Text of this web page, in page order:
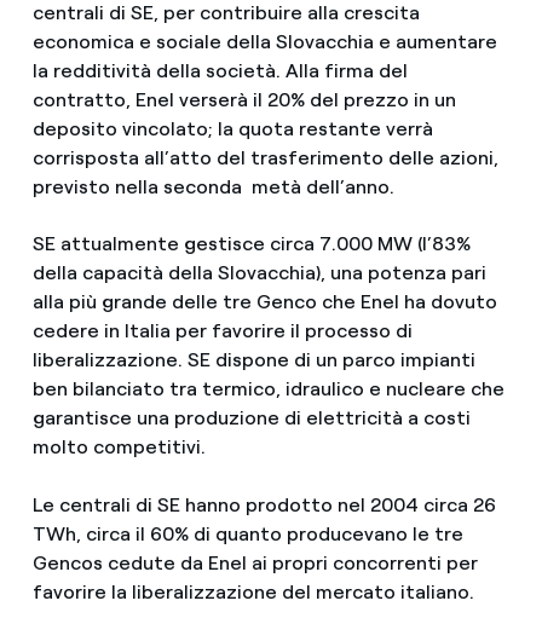
centrali di SE, per contribuire alla crescita
economica e sociale della Slovacchia e aumentare
la redditività della società. Alla firma del
contratto, Enel verserà il 20% del prezzo in un
deposito vincolato; la quota restante verrà
corrisposta all’atto del trasferimento delle azioni,
previsto nella seconda metà dell’anno.
SE attualmente gestisce circa 7.000 MW (l’83%
della capacità della Slovacchia), una potenza pari
alla più grande delle tre Genco che Enel ha dovuto
cedere in Italia per favorire il processo di
liberalizzazione. SE dispone di un parco impianti
ben bilanciato tra termico, idraulico e nucleare che
garantisce una produzione di elettricità a costi
molto competitivi.
Le centrali di SE hanno prodotto nel 2004 circa 26
TWh, circa il 60% di quanto producevano le tre
Gencos cedute da Enel ai propri concorrenti per
favorire la liberalizzazione del mercato italiano.